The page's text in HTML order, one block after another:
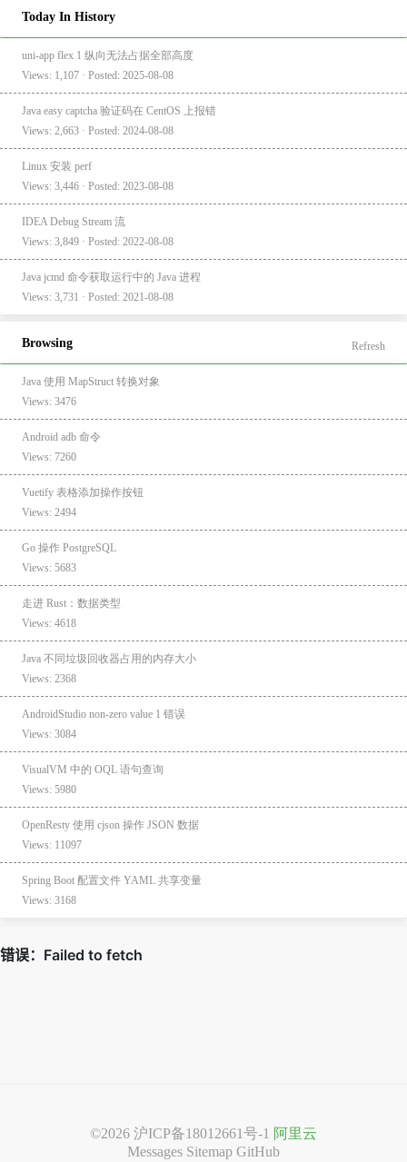
Today In History
uni-app flex 1 纵向无法占据全部高度
Views: 1,107 · Posted: 2025-08-08
Java easy captcha 验证码在 CentOS 上报错
Views: 2,663 · Posted: 2024-08-08
Linux 安装 perf
Views: 3,446 · Posted: 2023-08-08
IDEA Debug Stream 流
Views: 3,849 · Posted: 2022-08-08
Java jcmd 命令获取运行中的 Java 进程
Views: 3,731 · Posted: 2021-08-08
Browsing Refresh
Java 使用 MapStruct 转换对象
Views: 3476
Android adb 命令
Views: 7260
Vuetify 表格添加操作按钮
Views: 2494
Go 操作 PostgreSQL
Views: 5683
走进 Rust：数据类型
Views: 4618
Java 不同垃圾回收器占用的内存大小
Views: 2368
AndroidStudio non-zero value 1 错误
Views: 3084
VisualVM 中的 OQL 语句查询
Views: 5980
OpenResty 使用 cjson 操作 JSON 数据
Views: 11097
Spring Boot 配置文件 YAML 共享变量
Views: 3168
©2026 沪ICP备18012661号-1 阿里云
Messages Sitemap GitHub